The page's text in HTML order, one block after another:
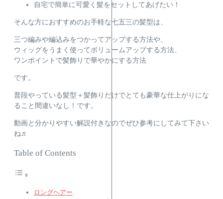
自宅で簡単に可愛く髪をセットしてあげたい！
そんな方におすすめのお手軽な七五三の髪型は、
三つ編みや編込みをつかってアップする方法や、
ウィッグをうまく使ってボリュームアップする方法
ワンポイントで髪飾りで華やかにする方法
です。
普段やっている髪型＋髪飾り だけでとても豪華な仕上がりにな
ること間違いなし！です。
動画と分かりやすい解説付きなのでぜひ参考にしてみて下さい
ね♬
Table of Contents
ロングヘアー